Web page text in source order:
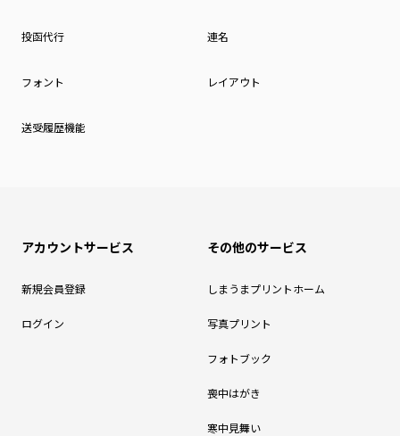
投函代行 連名
フォント レイアウト
送受履歴機能
アカウントサービス
新規会員登録
ログイン
その他のサービス
しまうまプリントホーム
写真プリント
フォトブック
喪中はがき
寒中見舞い